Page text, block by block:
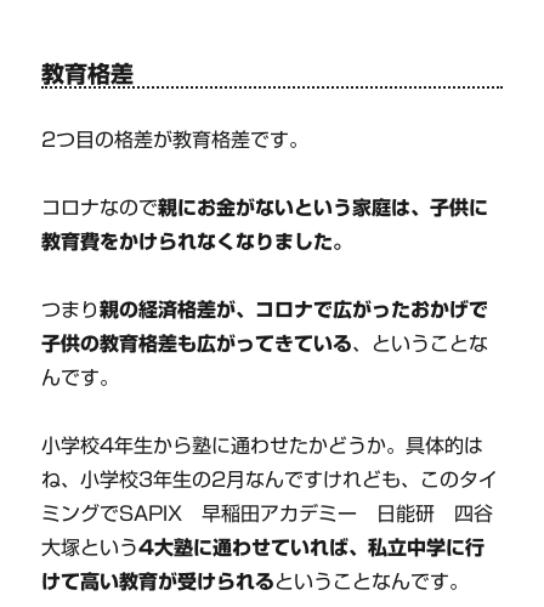
教育格差
2つ目の格差が教育格差です。
コロナなので親にお金がないという家庭は、子供に
教育費をかけられなくなりました。
つまり親の経済格差が、コロナで広がったおかげで
子供の教育格差も広がってきている、ということな
んです。
小学校4年生から塾に通わせたかどうか。具体的は
ね、小学校3年生の2月なんですけれども、このタイ
ミングでSAPIX 早稲田アカデミー 日能研 四谷
大塚という4大塾に通わせていれば、私立中学に行
けて高い教育が受けられるということなんです。